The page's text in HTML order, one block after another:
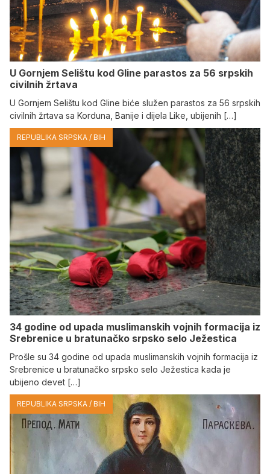
U Gornjem Selištu kod Gline parastos za 56 srpskih
civilnih žrtava
U Gornjem Selištu kod Gline biće služen parastos za 56 srpskih
civilnih žrtava sa Korduna, Banije i dijela Like, ubijenih […]
REPUBLIKA SRPSKA / BIH
34 godine od upada muslimanskih vojnih formacija iz
Srebrenice u bratunačko srpsko selo Јežestica
Prošle su 34 godine od upada muslimanskih vojnih formacija iz
Srebrenice u bratunačko srpsko selo Јežestica kada je
ubijeno devet […]
REPUBLIKA SRPSKA / BIH